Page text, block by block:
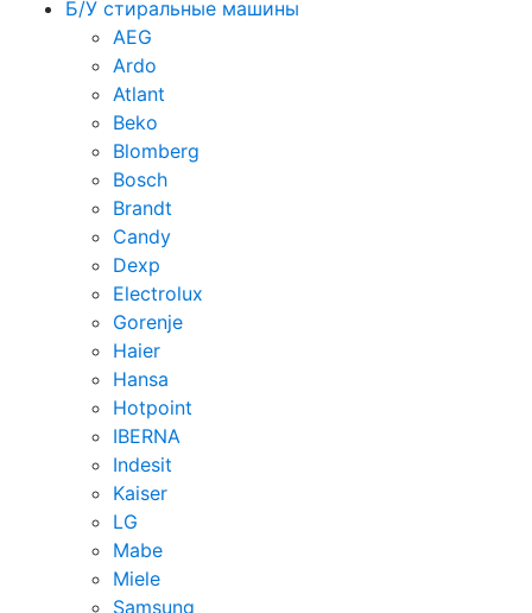
Б/У стиральные машины
AEG
Ardo
Atlant
Beko
Blomberg
Bosch
Brandt
Candy
Dexp
Electrolux
Gorenje
Haier
Hansa
Hotpoint
IBERNA
Indesit
Kaiser
LG
Mabe
Miele
Samsung